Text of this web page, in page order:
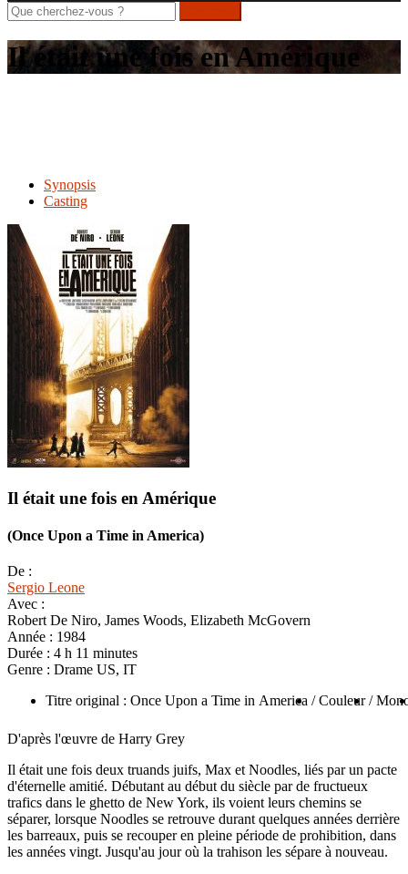
Rechercher
sur
le
site
Il était une fois en Amérique
Synopsis
Casting
Il était une fois en Amérique
(Once Upon a Time in America)
De :
Sergio Leone
Avec :
Robert De Niro, James Woods, Elizabeth McGovern
Année : 1984
Durée : 4 h 11 minutes
Genre : Drame US, IT
Titre original : Once Upon a Time in America / Couleur /
D'après l'œuvre de Harry Grey
Il était une fois deux truands juifs, Max et Noodles, liés par un pacte
d'éternelle amitié. Débutant au début du siècle par de fructueux
trafics dans le ghetto de New York, ils voient leurs chemins se
séparer, lorsque Noodles se retrouve durant quelques années derrière
les barreaux, puis se recouper en pleine période de prohibition, dans
les années vingt. Jusqu'au jour où la trahison les sépare à nouveau.